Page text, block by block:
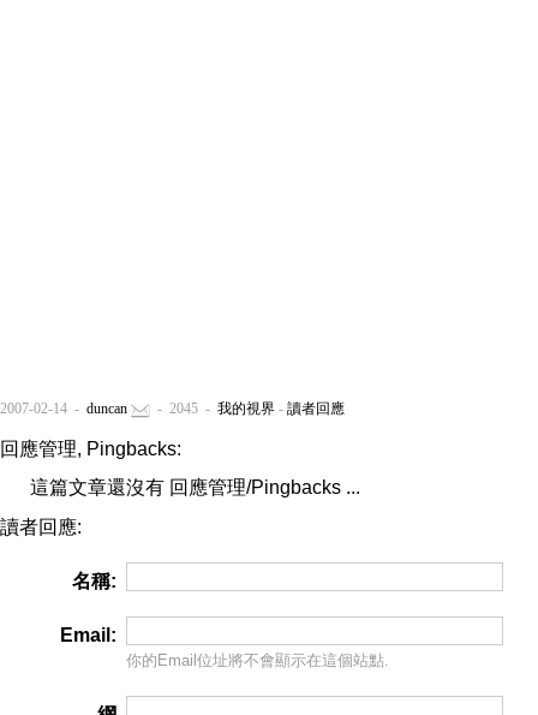
2007-02-14 - duncan - 2045 - 我的視界 - 讀者回應
回應管理, Pingbacks:
這篇文章還沒有 回應管理/Pingbacks ...
讀者回應:
名稱:
Email:
你的Email位址將不會顯示在這個站點.